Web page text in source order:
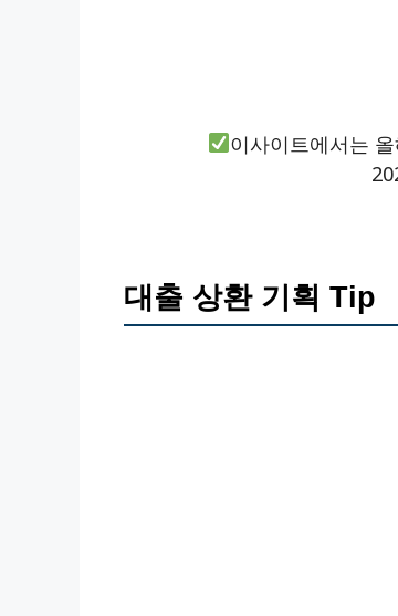
이사이트에서는
대출 상환 기획 Tip